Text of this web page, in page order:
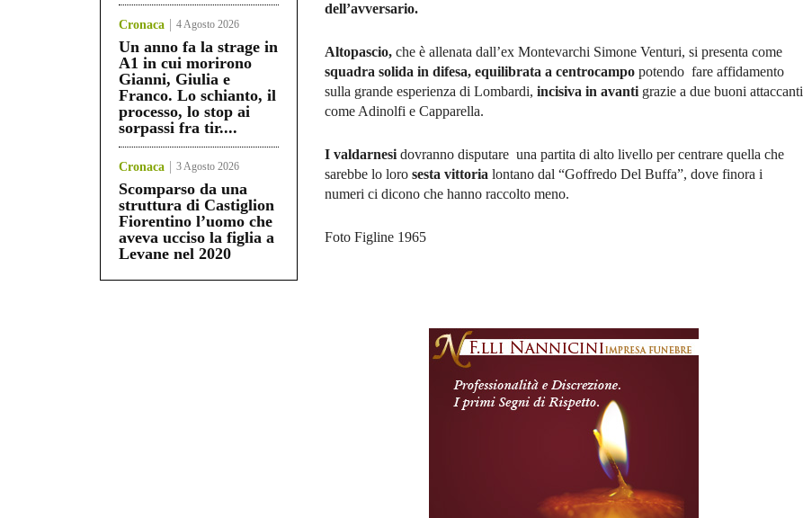
Cronaca 4 Agosto 2026
Un anno fa la strage in
A1 in cui morirono
Gianni, Giulia e
Franco. Lo schianto, il
processo, lo stop ai
sorpassi fra tir....
Cronaca 3 Agosto 2026
Scomparso da una
struttura di Castiglion
Fiorentino l’uomo che
aveva ucciso la figlia a
Levane nel 2020
dell’avversario.
Altopascio, che è allenata dall’ex Montevarchi Simone Venturi, si presenta come
squadra solida in difesa, equilibrata a centrocampo potendo fare affidamento
sulla grande esperienza di Lombardi, incisiva in avanti grazie a due buoni attaccanti
come Adinolfi e Capparella.
I valdarnesi dovranno disputare una partita di alto livello per centrare quella che
sarebbe lo loro sesta vittoria lontano dal “Goffredo Del Buffa”, dove finora i
numeri ci dicono che hanno raccolto meno.
Foto Figline 1965